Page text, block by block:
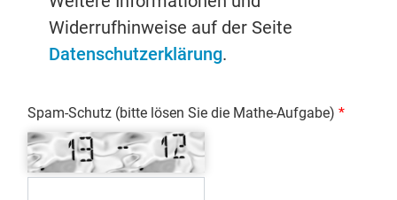
Widerrufhinweise auf der Seite
Datenschutzerklärung.
Spam-Schutz (bitte lösen Sie die Mathe-Aufgabe)